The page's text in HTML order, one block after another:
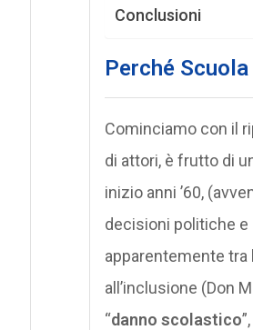
Conclusioni
Perché
Cominciamo con il
di attori, è frutto di
inizio anni ’60,
decisioni politiche e
apparentemente
all’inclusione (Don
“danno scolastico